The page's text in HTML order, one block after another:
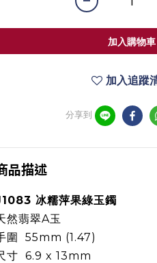
加入購物車
加入追蹤
分享到
品描述
冰糯萍果綠玉鐲
然翡翠A玉
圍 55mm (1.47)
寸 6.9 x 13mm